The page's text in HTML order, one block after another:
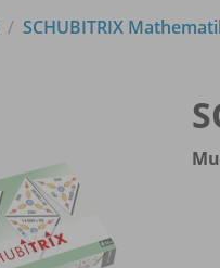
SCHUBITRIX